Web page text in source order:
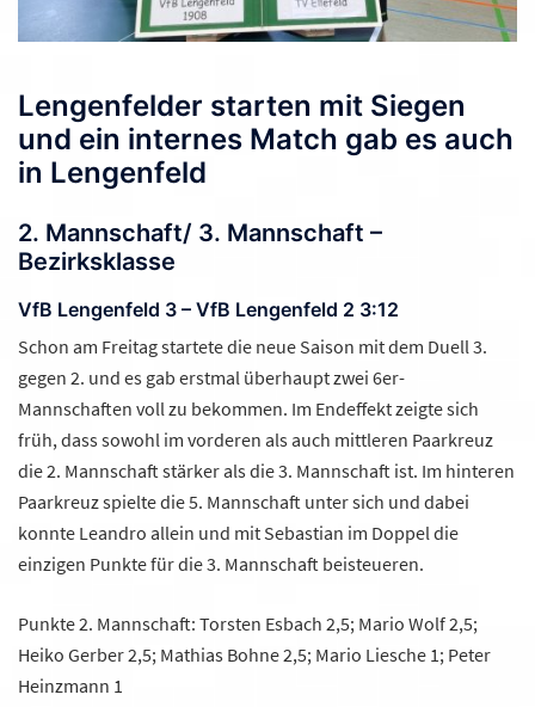
Lengenfelder starten mit Siegen
und ein internes Match gab es auch
in Lengenfeld
2. Mannschaft/ 3. Mannschaft –
Bezirksklasse
VfB Lengenfeld 3 – VfB Lengenfeld 2 3:12
Schon am Freitag startete die neue Saison mit dem Duell 3.
gegen 2. und es gab erstmal überhaupt zwei 6er-
Mannschaften voll zu bekommen. Im Endeffekt zeigte sich
früh, dass sowohl im vorderen als auch mittleren Paarkreuz
die 2. Mannschaft stärker als die 3. Mannschaft ist. Im hinteren
Paarkreuz spielte die 5. Mannschaft unter sich und dabei
konnte Leandro allein und mit Sebastian im Doppel die
einzigen Punkte für die 3. Mannschaft beisteueren.
Punkte 2. Mannschaft: Torsten Esbach 2,5; Mario Wolf 2,5;
Heiko Gerber 2,5; Mathias Bohne 2,5; Mario Liesche 1; Peter
Heinzmann 1